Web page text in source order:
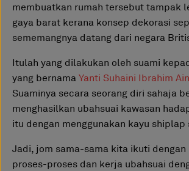
membuatkan rumah tersebut tampak
gaya barat kerana konsep dekorasi
sememangnya datang dari negara
Itulah yang dilakukan oleh suami
yang bernama Yanti Suhaini Ibrahim
Suaminya secara seorang diri sahaja
menghasilkan ubahsuai kawasan
itu dengan menggunakan kayu shiplap
Jadi, jom sama-sama kita ikuti
proses-proses dan kerja ubahsuai